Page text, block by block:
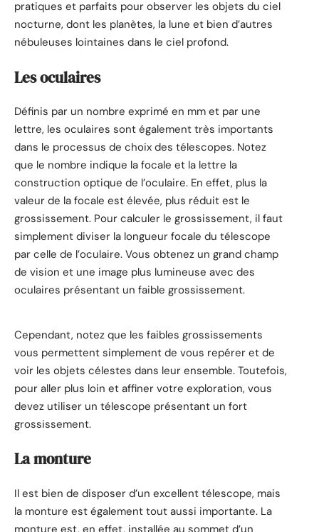
pratiques et parfaits pour observer les objets du ciel
nocturne, dont les planètes, la lune et bien d’autres
nébuleuses lointaines dans le ciel profond.
Les oculaires
Définis par un nombre exprimé en mm et par une
lettre, les oculaires sont également très importants
dans le processus de choix des télescopes. Notez
que le nombre indique la focale et la lettre la
construction optique de l’oculaire. En effet, plus la
valeur de la focale est élevée, plus réduit est le
grossissement. Pour calculer le grossissement, il faut
simplement diviser la longueur focale du télescope
par celle de l’oculaire. Vous obtenez un grand champ
de vision et une image plus lumineuse avec des
oculaires présentant un faible grossissement.
Cependant, notez que les faibles grossissements
vous permettent simplement de vous repérer et de
voir les objets célestes dans leur ensemble. Toutefois,
pour aller plus loin et affiner votre exploration, vous
devez utiliser un télescope présentant un fort
grossissement.
La monture
Il est bien de disposer d’un excellent télescope, mais
la monture est également tout aussi importante. La
monture est, en effet, installée au sommet d’un